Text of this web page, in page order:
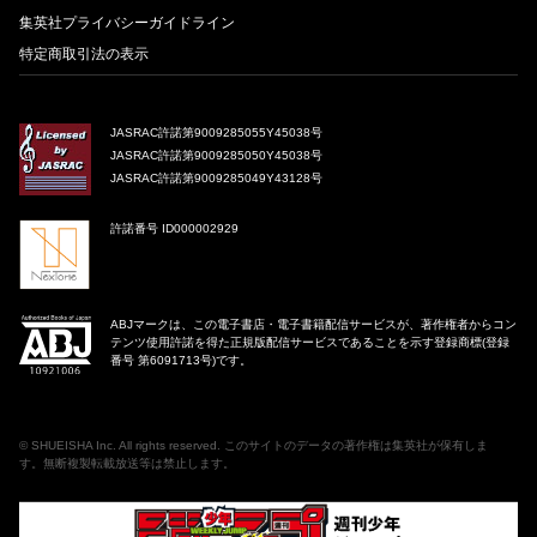
集英社プライバシーガイドライン
特定商取引法の表示
JASRAC許諾第9009285055Y45038号
JASRAC許諾第9009285050Y45038号
JASRAC許諾第9009285049Y43128号
許諾番号 ID000002929
ABJマークは、この電子書店・電子書籍配信サービスが、著作権者からコン
テンツ使用許諾を得た正規版配信サービスであることを示す登録商標(登録
番号 第6091713号)です。
© SHUEISHA Inc. All rights reserved. このサイトのデータの著作権は集英社が保有しま
す。無断複製転載放送等は禁止します。